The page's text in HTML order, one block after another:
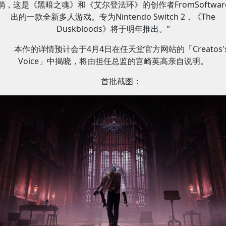
，这是《黑暗之魂》和《艾尔登法环》的创作者
出的一款全新多人游戏。专为Nintendo Switch 2，《The
Duskbloods》将于明年推出。”
本作的详情预计会于4月4日在任天堂官方网站的「
Voice」中揭晓，将由担任总监的宫崎英高亲自说明。
首批截图：